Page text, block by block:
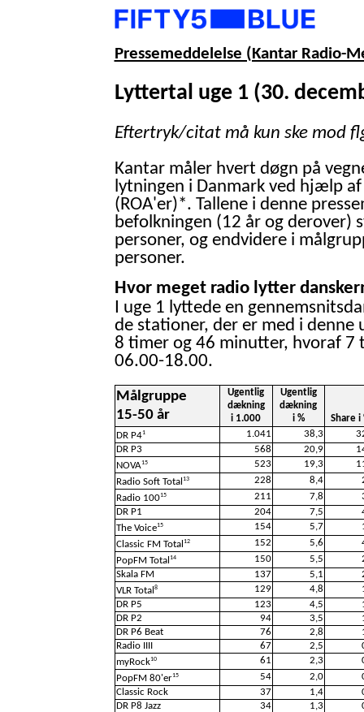
Pressemeddelelse (Kantar Radio-
Lyttertal uge 1 (30.
Eftertryk/citat må kun ske mod
Kantar måler hvert døgn på
lytningen i Danmark ved hjælp
(ROA'er)*. Tallene i denne
befolkningen (12 år og derover)
personer, og endvidere i
personer.
Hvor meget radio lytter
I uge 1 lyttede en
de stationer, der er med i denne
8 timer og 46 minutter, hvoraf
06.00-18.00.
Målgruppe
15-50 år
Ugentlig
dækning
i 1.000
Ugentlig
dækning
i %
Share i
DR P41 1.041 38,3
DR P3
568 20,9
NOVA15 523 19,3
Radio Soft Total 13 228 8,4
Radio 10015 211 7,8
DR P1
204 7,5
The Voice15 154 5,7
Classic FM Total 12 152 5,6
PopFM Total 14 150 5,5
Skala FM
137 5,1
VLR Total 8 129 4,8
DR P5
123 4,5
DR P2
94 3,5
DR P6 Beat
76 2,8
Radio IIII
67 2,5
myRock10 61 2,3
PopFM 80'er15 54 2,0
Classic Rock
37 1,4
DR P8 Jazz
34 1,3